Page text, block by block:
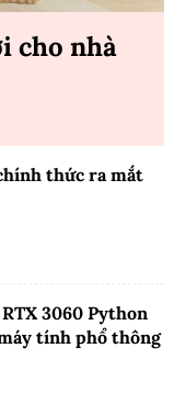
cho nhà
thức ra mắt
3060 Python
tính phổ thông